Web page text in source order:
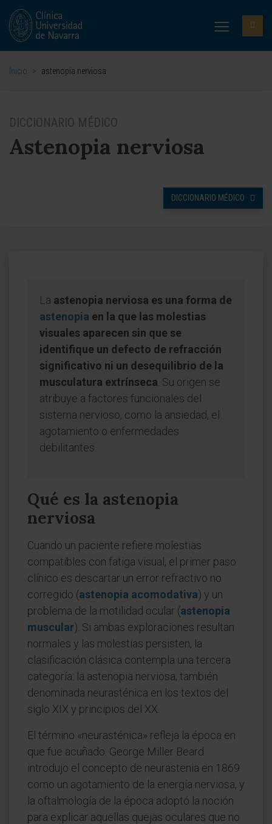
Inicio > astenopia nerviosa
DICCIONARIO MÉDICO
Astenopia nerviosa
DICCIONARIO MÉDICO
La astenopia nerviosa es una forma de
astenopia en la que las molestias
visuales aparecen sin que se
identifique un defecto de refracción
significativo ni un desequilibrio de la
musculatura extrínseca . Su origen se
atribuye a factores funcionales del
sistema nervioso, como la ansiedad, el
agotamiento o enfermedades
debilitantes.
Qué es la astenopia
nerviosa
Cuando un paciente refiere molestias
compatibles con fatiga visual, el primer paso
clínico es descartar un error refractivo no
corregido (astenopia acomodativa) y un
problema de la motilidad ocular (astenopia
muscular). Si ambas exploraciones resultan
normales y las molestias persisten, la
clasificación clásica contempla una tercera
categoría: la astenopia nerviosa, también
denominada neurasténica en los textos del
siglo XIX y principios del XX.
El término «neurasténica» refleja la época en
que fue acuñado. George Miller Beard
introdujo el concepto de neurastenia en 1869
como un agotamiento de la energía nerviosa, y
la oftalmología de la época adoptó la noción
para explicar aquellas quejas oculares que no